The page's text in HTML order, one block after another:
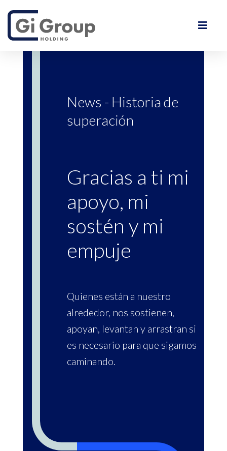
News - Historia de
superación
Gracias a ti mi
apoyo, mi
sostén y mi
empuje
Quienes están a nuestro
alrededor, nos sostienen,
apoyan, levantan y arrastran si
es necesario para que sigamos
caminando.